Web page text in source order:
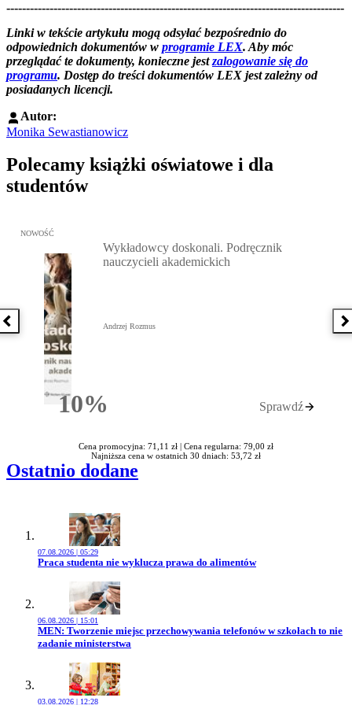
--------------------------------------------------------------------------------------
Linki w tekście artykułu mogą odsyłać bezpośrednio do
odpowiednich dokumentów w programie LEX. Aby móc
przeglądać te dokumenty, konieczne jestzalogowanie się do
programu. Dostęp do treści dokumentów LEX jest zależny od
posiadanych licencji.
Autor:
Monika Sewastianowicz
Polecamy książki oświatowe i dla
studentów
Poprzednia książka
Przejdź do: Wykładowcy doskonali. Podręcznik nauczycieli
NOWOŚĆ
10%Rabatu
Wykładowcy doskonali. Podręcznik
nauczycieli akademickich
Andrzej Rozmus
Sprawdź
Cena promocyjna: 71,11 zł | Cena regularna: 79,00 zł
Najniższa cena w ostatnich 30 dniach: 53,72 zł
Ostatnio dodane
07.08.2026 | 05:29
Przejdź do artykułu:
Praca studenta nie wyklucza prawa do alimentów
06.08.2026 | 15:01
Przejdź do artykułu:
MEN: Tworzenie miejsc przechowywania telefonów w szkołach to nie
zadanie ministerstwa
03.08.2026 | 12:28